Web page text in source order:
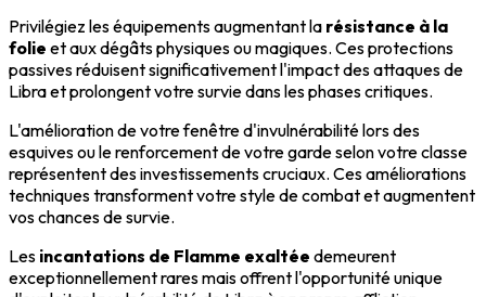
Privilégiez les équipements augmentant la résistance à la
folie et aux dégâts physiques ou magiques. Ces protections
passives réduisent significativement l'impact des attaques de
Libra et prolongent votre survie dans les phases critiques.
L'amélioration de votre fenêtre d'invulnérabilité lors des
esquives ou le renforcement de votre garde selon votre classe
représentent des investissements cruciaux. Ces améliorations
techniques transforment votre style de combat et augmentent
vos chances de survie.
Les incantations de Flamme exaltée demeurent
exceptionnellement rares mais offrent l'opportunité unique